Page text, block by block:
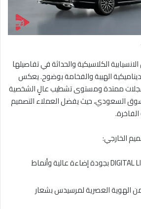
إس 2026 بين الانسيابية الكلاسيكية والحداثة في تفاصيلها
الهيبة والفخامة بوضوح. يعكس
ممتدة ومستوى تشطيب عالٍ الشخصية
السعودي، حيث يفضل العملاء التصميم
الخارجي:
مصابيح أمامية DIGITAL LIGHT LED بجودة إضاءة عالية وأنماط
الهوية العصرية لمرسيدس بشعار